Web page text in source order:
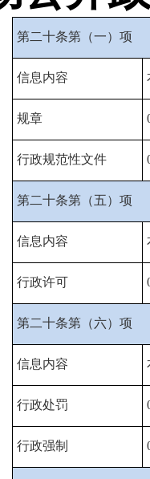
第二十条第（一）项
信息内容
规章
行政规范性文件
第二十条第（五）项
信息内容
行政许可
第二十条第（六）项
信息内容
行政处罚
行政强制